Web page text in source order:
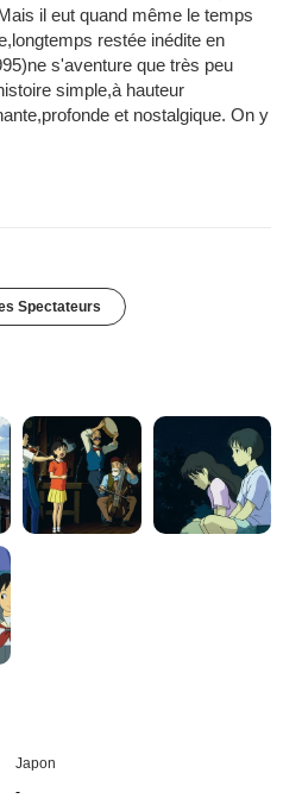
il eut quand même le temps
restée inédite en
s'aventure que très peu
simple,à hauteur
et nostalgique. On y
Spectateurs
Japon
-